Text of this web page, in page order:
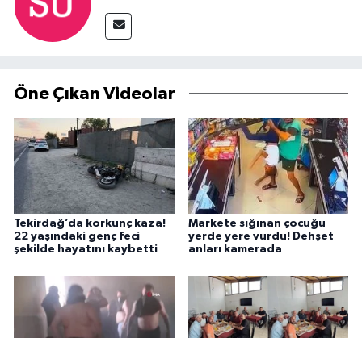
Öne Çıkan Videolar
Tekirdağ’da korkunç kaza!
22 yaşındaki genç feci
şekilde hayatını kaybetti
Markete sığınan çocuğu
yerde yere vurdu! Dehşet
anları kamerada